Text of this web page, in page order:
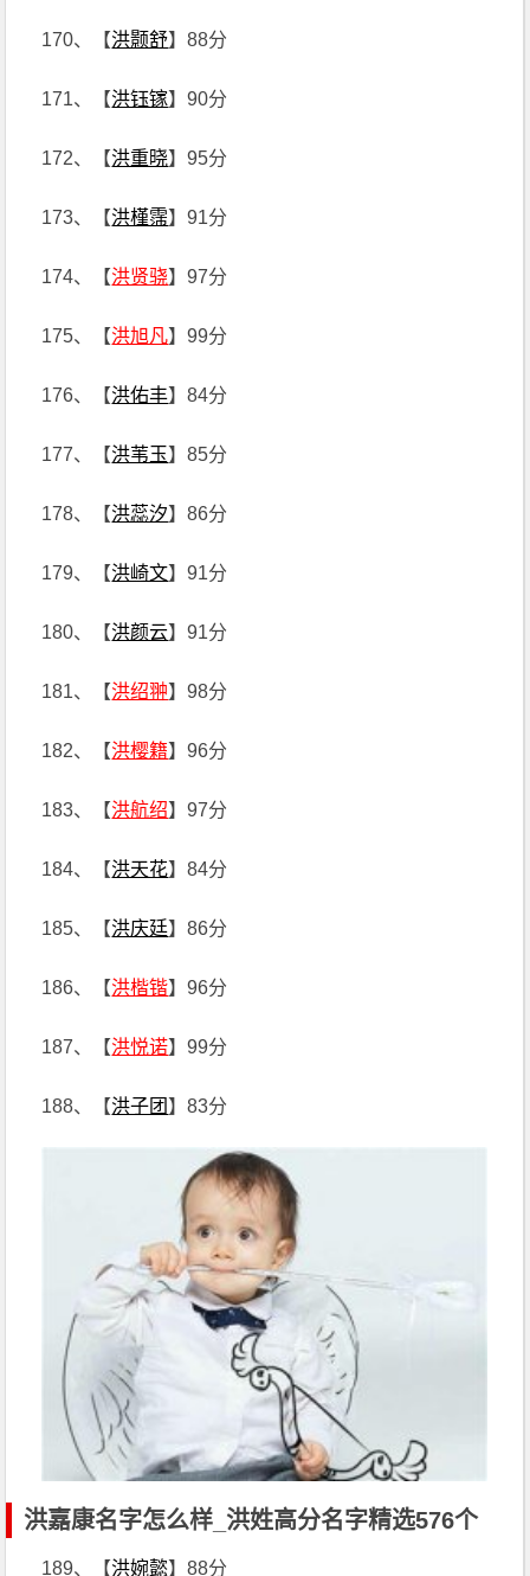
170、【洪颢舒】88分
171、【洪钰镓】90分
172、【洪重晓】95分
173、【洪槿霈】91分
174、【洪贤骁】97分
175、【洪旭凡】99分
176、【洪佑丰】84分
177、【洪苇玉】85分
178、【洪蕊汐】86分
179、【洪崎文】91分
180、【洪颜云】91分
181、【洪绍翀】98分
182、【洪樱籍】96分
183、【洪航绍】97分
184、【洪天花】84分
185、【洪庆廷】86分
186、【洪楷锴】96分
187、【洪悦诺】99分
188、【洪子团 】83分
洪嘉康名字怎么样_洪姓高分名字精选576个
189、【洪婉懿】88分